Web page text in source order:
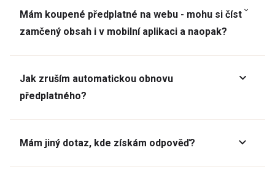
Mám koupené předplatné na webu - mohu si číst
zamčený obsah i v mobilní aplikaci a naopak?
Jak zruším automatickou obnovu
předplatného?
Mám jiný dotaz, kde získám odpověď?